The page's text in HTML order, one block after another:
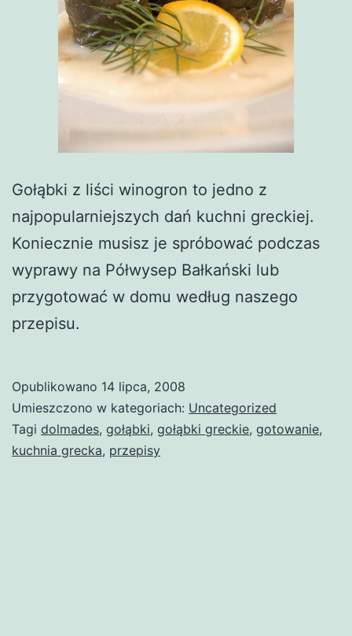
Gołąbki z liści winogron to jedno z
najpopularniejszych dań kuchni greckiej.
Koniecznie musisz je spróbować podczas
wyprawy na Półwysep Bałkański lub
przygotować w domu według naszego
przepisu.
Opublikowano 14 lipca, 2008
Umieszczono w kategoriach: Uncategorized
Tagi dolmades, gołąbki, gołąbki greckie, gotowanie,
kuchnia grecka, przepisy